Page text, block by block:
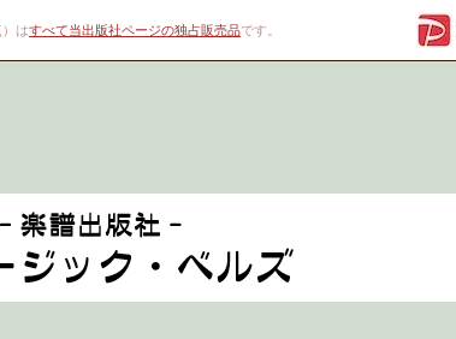
はすべて当出版社ページの独占販売品です。